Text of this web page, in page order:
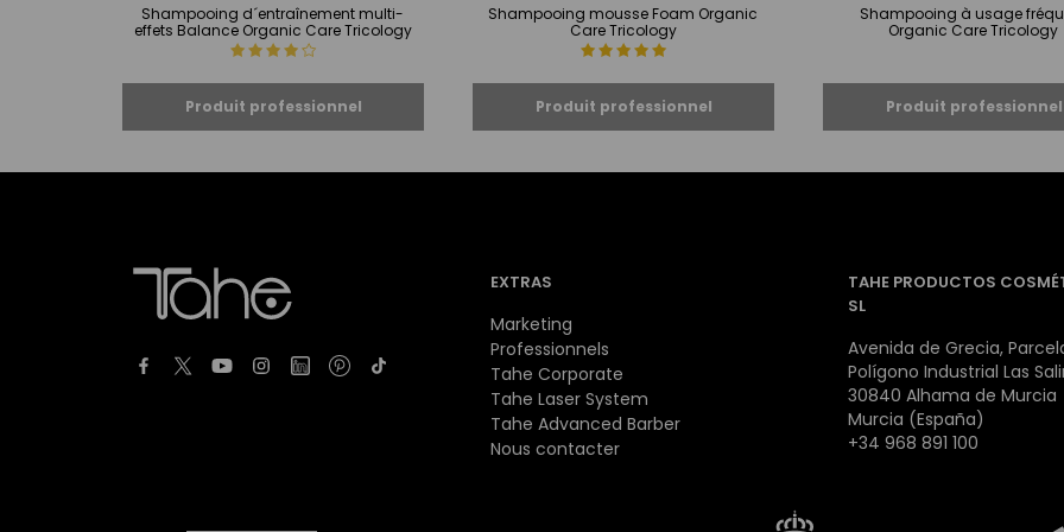
Shampooing d´entraînement multi-
effets Balance Organic Care Tricology
Shampooing mousse Foam Organic
Care Tricology
Shampooing à usage
Organic Care Tricology
EXTRAS
Marketing
Professionnels
Tahe Corporate
Tahe Laser System
Tahe Advanced Barber
Nous contacter
TAHE PRODUCTOS
SL
Avenida de Grecia,
Polígono Industrial Las
30840 Alhama de Murcia
Murcia (España)
+34 968 891 100